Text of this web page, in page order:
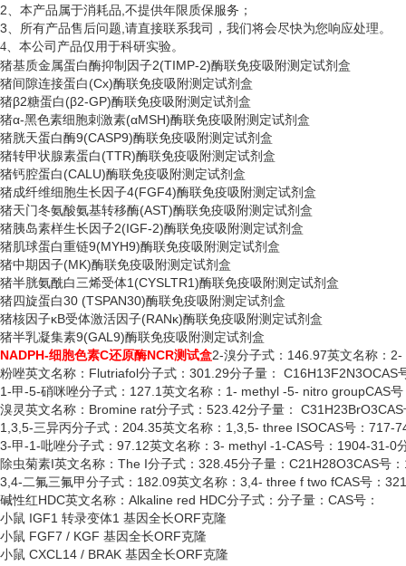
2、本产品属于消耗品,不提供年限质保服务；
3、所有产品售后问题,请直接联系我司，我们将会尽快为您响应处理。
4 本公司产品仅用于科研实验。
猪基质金属蛋白酶抑制因子2(TIMP-2)酶联免疫吸附测定试剂盒
猪间隙连接蛋白(Cx)酶联免疫吸附测定试剂盒
猪β2糖蛋白(β2-GP)酶联免疫吸附测定试剂盒
猪α-黑色素细胞刺激素(αMSH)酶联免疫吸附测定试剂盒
猪胱天蛋白酶9(CASP9)酶联免疫吸附测定试剂盒
猪转甲状腺素蛋白(TTR)酶联免疫吸附测定试剂盒
猪钙腔蛋白(CALU)酶联免疫吸附测定试剂盒
猪成纤维细胞生长因子4(FGF4)酶联免疫吸附测定试剂盒
猪天门冬氨酸氨基转移酶(AST)酶联免疫吸附测定试剂盒
猪胰岛素样生长因子2(IGF-2)酶联免疫吸附测定试剂盒
猪肌球蛋白重链9(MYH9)酶联免疫吸附测定试剂盒
猪中期因子(MK)酶联免疫吸附测定试剂盒
猪半胱氨酰白三烯受体1(CYSLTR1)酶联免疫吸附测定试剂盒
猪四旋蛋白30 (TSPAN30)酶联免疫吸附测定试剂盒
猪核因子κB受体激活因子(RANκ)酶联免疫吸附测定试剂盒
猪半乳凝集素9(GAL9)酶联免疫吸附测定试剂盒
NADPH-细胞色素C还原酶NCR测试盒2-溴分子式：146.97英文名称：
粉唑英文名称： Flutriafol分子式：301.29分子量： C16H13F2N3OCAS
1-甲-5-硝咪唑分子式：127.1英文名称：1- methyl -5- nitro groupCAS
溴灵英文名称： Bromine rat分子式：523.42分子量：
1,3,5-三异丙分子式：204.35英文名称：1,3,5- three ISOCAS号：717-
3-甲-1-吡唑分子式：97.12英文名称：3- methyl -1-CAS号：1904-31-0
除虫菊素I英文名称：The I分子式：328.45分子量：C21H28O3CAS号
3,4-二氟三氟甲分子式：182.09英文名称：3,4- three f two fCAS号：
碱性红HDC英文名称：Alkaline red HDC分子式：分子量：CAS号：
小鼠 IGF1 转录变体1 基因全长ORF克隆
小鼠 FGF7 / KGF 基因全长ORF克隆
小鼠 CXCL14 / BRAK 基因全长ORF克隆